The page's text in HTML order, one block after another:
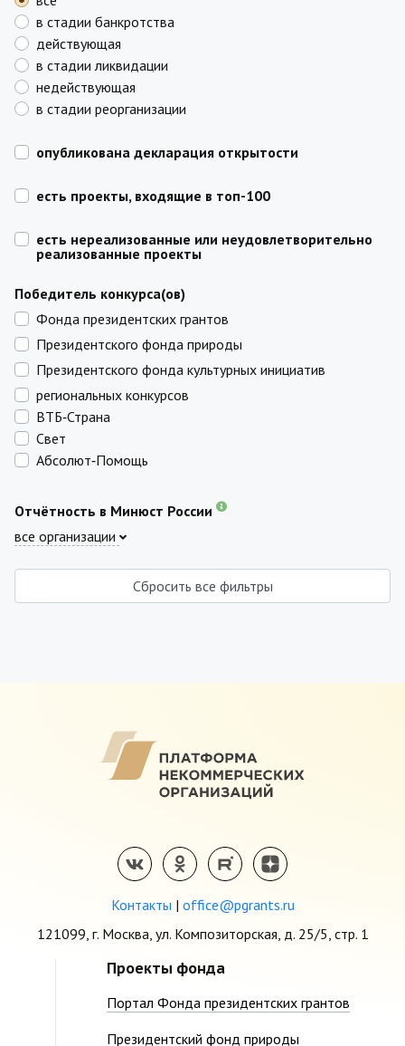
в стадии банкротства
действующая
в стадии ликвидации
недействующая
в стадии реорганизации
опубликована декларация открытости
есть проекты, входящие в топ-100
есть нереализованные или неудовлетворительно
реализованные проекты
Победитель конкурса(ов)
Фонда президентских грантов
Президентского фонда природы
Президентского фонда культурных инициатив
региональных конкурсов
ВТБ‑Страна
Свет
Абсолют‑Помощь
Отчётность в Минюст России
все организации
Сбросить все фильтры
Контакты | office@pgrants.ru
121099, г. Москва, ул. Композиторская, д. 25/5, стр. 1
Проекты фонда
Портал Фонда президентских грантов
Президентский фонд природы